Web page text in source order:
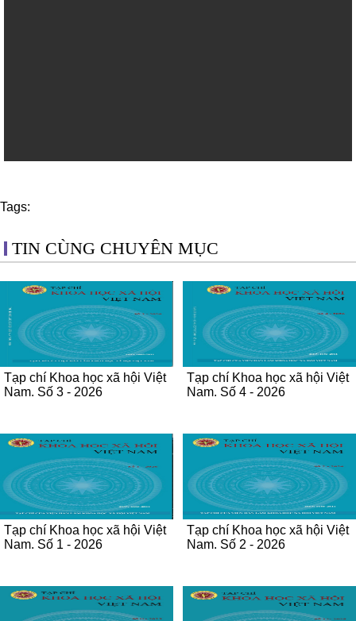
Tags:
TIN CÙNG CHUYÊN MỤC
Tạp chí Khoa học xã hội Việt
Nam. Số 4 - 2026
Tạp chí Khoa học xã hội Việt
Nam. Số 3 - 2026
Tạp chí Khoa học xã hội Việt
Nam. Số 2 - 2026
Tạp chí Khoa học xã hội Việt
Nam. Số 1 - 2026